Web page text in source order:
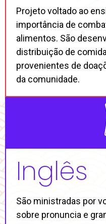
Projeto voltado ao
importância de
alimentos. São
distribuição de
provenientes de
da comunidade.
Inglês
São ministradas por
sobre pronuncia e